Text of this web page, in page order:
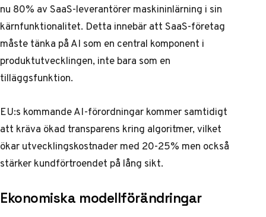
nu 80% av SaaS-leverantörer maskininlärning i sin
kärnfunktionalitet. Detta innebär att SaaS-företag
måste tänka på AI som en central komponent i
produktutvecklingen, inte bara som en
tilläggsfunktion.
EU:s kommande AI-förordningar kommer samtidigt
att kräva ökad transparens kring algoritmer, vilket
ökar utvecklingskostnader med 20-25% men också
stärker kundförtroendet på lång sikt.
Ekonomiska modellförändringar